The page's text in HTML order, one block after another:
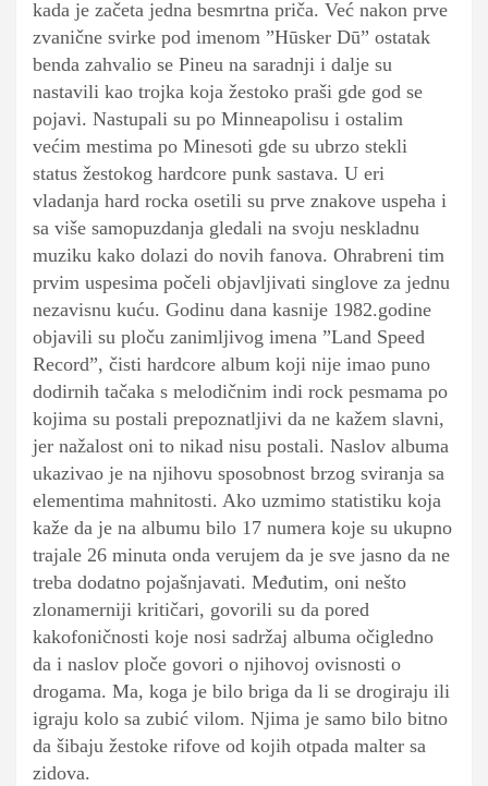
kada je začeta jedna besmrtna priča. Već nakon prve
zvanične svirke pod imenom ”Hūsker Dū” ostatak
benda zahvalio se Pineu na saradnji i dalje su
nastavili kao trojka koja žestoko praši gde god se
pojavi. Nastupali su po Minneapolisu i ostalim
većim mestima po Minesoti gde su ubrzo stekli
status žestokog hardcore punk sastava. U eri
vladanja hard rocka osetili su prve znakove uspeha i
sa više samopuzdanja gledali na svoju neskladnu
muziku kako dolazi do novih fanova. Ohrabreni tim
prvim uspesima počeli objavljivati singlove za jednu
nezavisnu kuću. Godinu dana kasnije 1982.godine
objavili su ploču zanimljivog imena ”Land Speed
Record”, čisti hardcore album koji nije imao puno
dodirnih tačaka s melodičnim indi rock pesmama po
kojima su postali prepoznatljivi da ne kažem slavni,
jer nažalost oni to nikad nisu postali. Naslov albuma
ukazivao je na njihovu sposobnost brzog sviranja sa
elementima mahnitosti. Ako uzmimo statistiku koja
kaže da je na albumu bilo 17 numera koje su ukupno
trajale 26 minuta onda verujem da je sve jasno da ne
treba dodatno pojašnjavati. Međutim, oni nešto
zlonamerniji kritičari, govorili su da pored
kakofoničnosti koje nosi sadržaj albuma očigledno
da i naslov ploče govori o njihovoj ovisnosti o
drogama. Ma, koga je bilo briga da li se drogiraju ili
igraju kolo sa zubić vilom. Njima je samo bilo bitno
da šibaju žestoke rifove od kojih otpada malter sa
zidova.